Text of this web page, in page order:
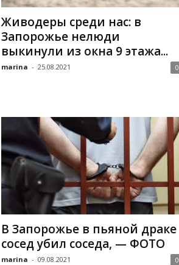
Живодеры среди нас: в
Запорожье нелюди
выкинули из окна 9 этажа...
marina - 25.08.2021 0
В Запорожье в пьяной драке
сосед убил соседа, — ФОТО
marina - 09.08.2021 0